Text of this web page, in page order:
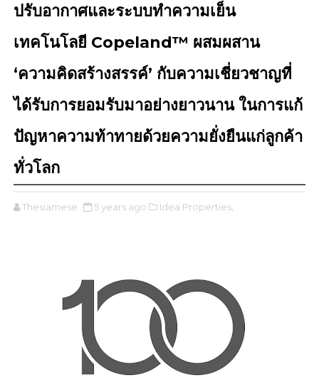
ปรับอากาศและระบบทำความเย็น
เทคโนโลยี Copeland™ ผสมผสาน
‘ความคิดสร้างสรรค์’ กับความเชี่ยวชาญที่
ได้รับการยอมรับมาอย่างยาวนาน ในการแก้
ปัญหาความท้าทายด้วยความยั่งยืนแก่ลูกค้า
ทั่วโลก
Thesiamese 5 years ago Idea Properties,